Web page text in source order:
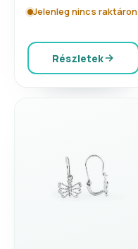
Jelenleg nincs raktáron
Részletek